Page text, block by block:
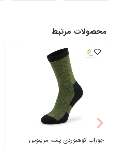
محصولات مرتبط
جوراب کوهنوردی پشم مرینوس